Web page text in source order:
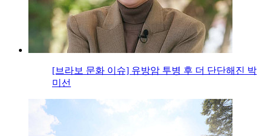
[브라보 문화 이슈] 유방암 투병 후 더 단단해진 박
미선